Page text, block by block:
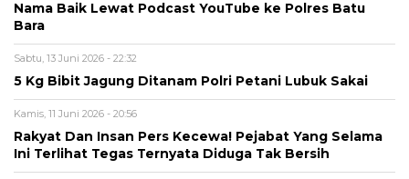
Nama Baik Lewat Podcast YouTube ke Polres Batu
Bara
Sabtu, 13 Juni 2026 - 22:32
5 Kg Bibit Jagung Ditanam Polri Petani Lubuk Sakai
Kamis, 11 Juni 2026 - 20:56
Rakyat Dan Insan Pers Kecewa! Pejabat Yang Selama
Ini Terlihat Tegas Ternyata Diduga Tak Bersih